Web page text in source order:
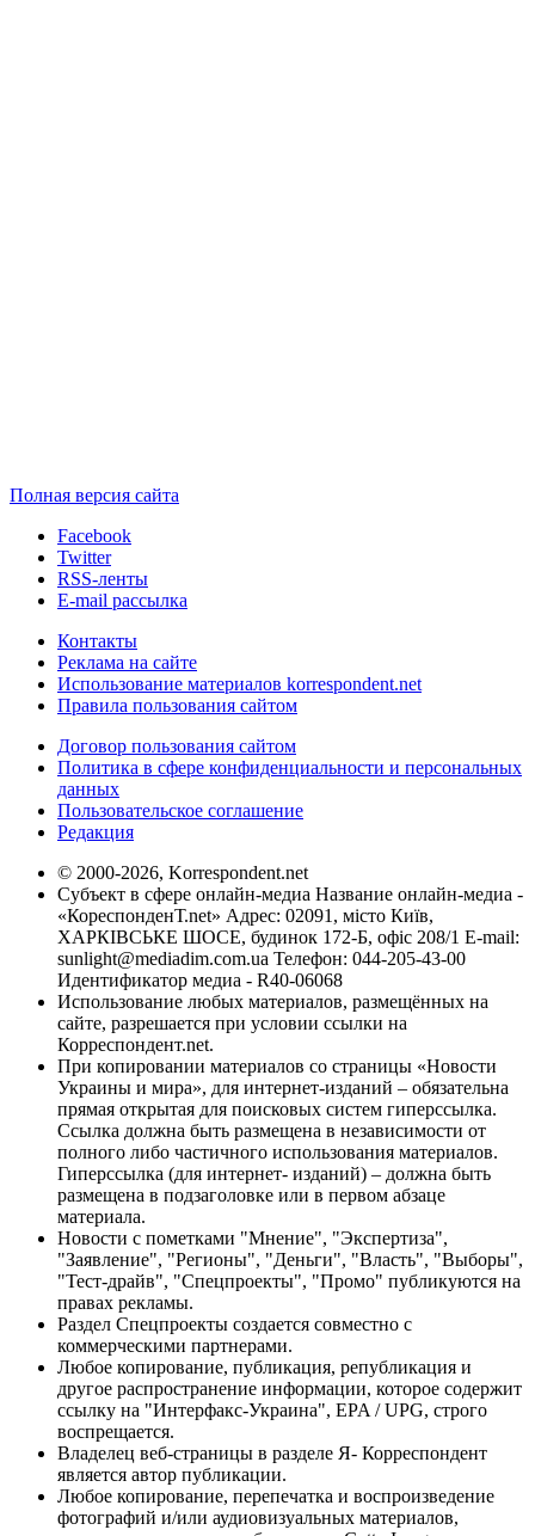
Полная версия сайта
Facebook
Twitter
RSS-ленты
E-mail рассылка
Контакты
Реклама на сайте
Использование материалов korrespondent.net
Правила пользования сайтом
Договор пользования сайтом
Политика в сфере конфиденциальности и персональных
данных
Пользовательское соглашение
Редакция
© 2000-2026, Korrespondent.net
Субъект в сфере онлайн-медиа Название онлайн-медиа -
«КореспонденТ.net» Адрес: 02091, місто Київ,
ХАРКІВСЬКЕ ШОСЕ, будинок 172-Б, офіс 208/1 E-mail:
sunlight@mediadim.com.ua Телефон: 044-205-43-00
Идентификатор медиа - R40-06068
Использование любых материалов, размещённых на
сайте, разрешается при условии ссылки на
Корреспондент.net.
При копировании материалов со страницы «Новости
Украины и мира», для интернет-изданий – обязательна
прямая открытая для поисковых систем гиперссылка.
Ссылка должна быть размещена в независимости от
полного либо частичного использования материалов.
Гиперссылка (для интернет- изданий) – должна быть
размещена в подзаголовке или в первом абзаце
материала.
Новости с пометками "Мнение", "Экспертиза",
"Заявление", "Регионы", "Деньги", "Власть", "Выборы",
"Тест-драйв", "Спецпроекты", "Промо" публикуются на
правах рекламы.
Раздел Спецпроекты создается совместно с
коммерческими партнерами.
Любое копирование, публикация, републикация и
другое распространение информации, которое содержит
ссылку на "Интерфакс-Украина", EPA / UPG, строго
воспрещается.
Владелец веб-страницы в разделе Я- Корреспондент
является автор публикации.
Любое копирование, перепечатка и воспроизведение
фотографий и/или аудиовизуальных материалов,